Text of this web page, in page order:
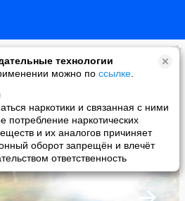
технологии
можно по ссылке
наркотики и связанная с ними
наркотических
и их аналогов причиняет
оборот запрещён и влечёт
ответственность